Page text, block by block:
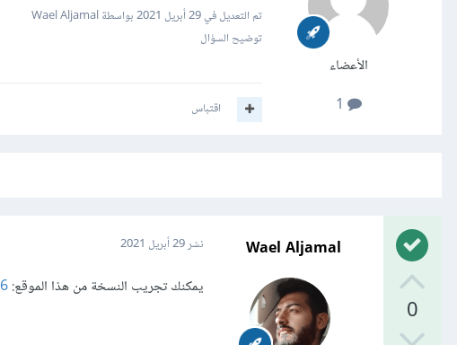
الأعضاء
تم التعديل في29 أبريل 2021
بواسطة Wael Aljamal
توضيح السؤال
اقتباس
0
Wael Aljamal نشر29 أبريل 2021
يمكنك تجريب النسخة من هذا الموقع: